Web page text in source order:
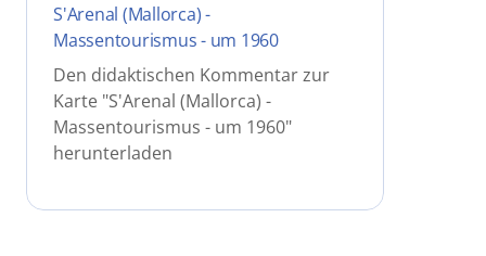
S'Arenal (Mallorca) -
Massentourismus - um 1960
Den didaktischen Kommentar zur
Karte "S'Arenal (Mallorca) -
Massentourismus - um 1960"
herunterladen